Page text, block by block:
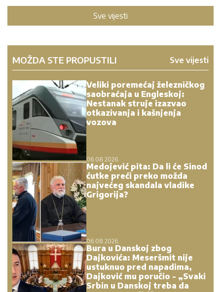
Sve vijesti
MOŽDA STE PROPUSTILI Sve vijesti
Veliki poremećaj železničkog
saobraćaja u Engleskoj:
Nestanak struje izazvao
otkazivanja i kašnjenja
vozova
06.08.2026.
Medojević pita: Da li će Sinod
ćutke preći preko možda
najvećeg skandala vladike
Grigorija?
06.08.2026.
Bura u Danskoj zbog
Dajkovića: Meseršmit nije
ustuknuo pred napadima,
Dajković mu poručio - „Svaki
Srbin u Danskoj treba da